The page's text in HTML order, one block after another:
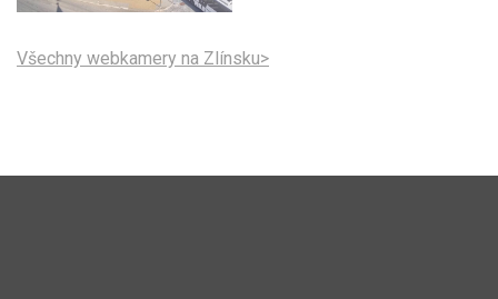
Všechny webkamery na Zlínsku>